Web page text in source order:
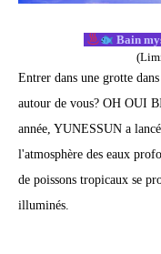
Bain
Entrer dans une grotte
autour de vous? OH OUI
année, YUNESSUN a
l'atmosphère des eaux
de poissons tropicaux se
illuminés.